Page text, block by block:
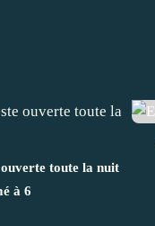
toute la nuit
à 6